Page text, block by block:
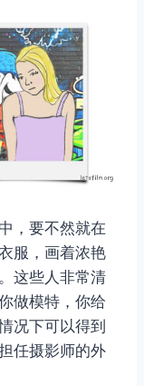
，要不然就在
服，画着浓艳
这些人非常清
做模特，你给
况下可以得到
任摄影师的外
搜索